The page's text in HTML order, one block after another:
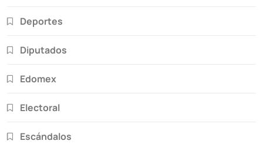
Deportes
Diputados
Edomex
Electoral
Escándalos